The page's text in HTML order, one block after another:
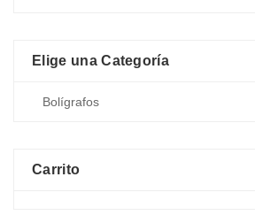
Elige una Categoría
Carrito